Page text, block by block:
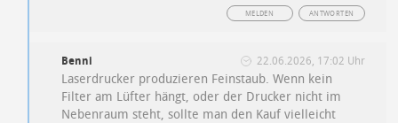
ANTWORTEN
MELDEN
Benni 22.06.2026, 17:02 Uhr
Laserdrucker produzieren Feinstaub. Wenn kein
Filter am Lüfter hängt, oder der Drucker nicht im
Nebenraum steht, sollte man den Kauf vielleicht